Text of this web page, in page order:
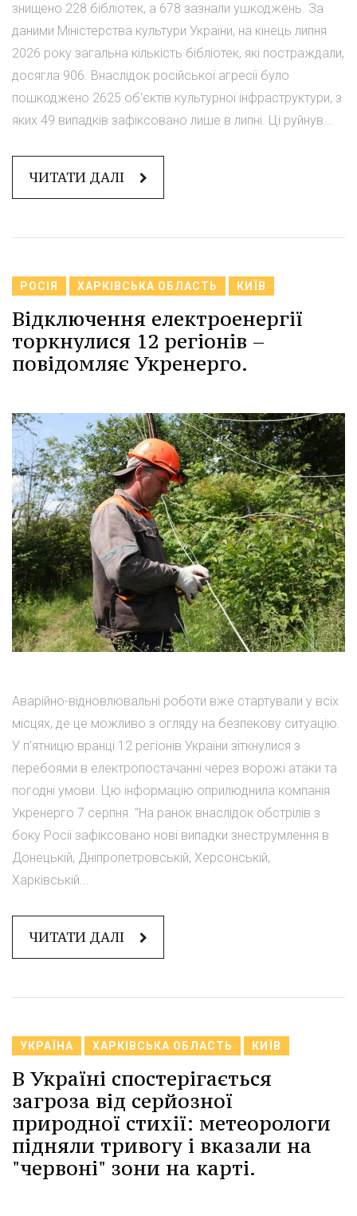
знищено 228 бібліотек, а 678 зазнали ушкоджень. За
даними Міністерства культури України, на кінець липня
2026 року загальна кількість бібліотек, які постраждали,
досягла 906. Внаслідок російської агресії було
пошкоджено 2625 об'єктів культурної інфраструктури, з
яких 49 випадків зафіксовано лише в липні. Ці руйнув...
ЧИТАТИ ДАЛІ
РОСІЯ ХАРКІВСЬКА ОБЛАСТЬ КИЇВ
Відключення електроенергії
торкнулися 12 регіонів –
повідомляє Укренерго.
Аварійно-відновлювальні роботи вже стартували у всіх
місцях, де це можливо з огляду на безпекову ситуацію.
У п'ятницю вранці 12 регіонів України зіткнулися з
перебоями в електропостачанні через ворожі атаки та
погодні умови. Цю інформацію оприлюднила компанія
Укренерго 7 серпня. "На ранок внаслідок обстрілів з
боку Росії зафіксовано нові випадки знеструмлення в
Донецькій, Дніпропетровській, Херсонській,
Харківській...
ЧИТАТИ ДАЛІ
УКРАЇНА ХАРКІВСЬКА ОБЛАСТЬ КИЇВ
В Україні спостерігається
загроза від серйозної
природної стихії: метеорологи
підняли тривогу і вказали на
"червоні" зони на карті.